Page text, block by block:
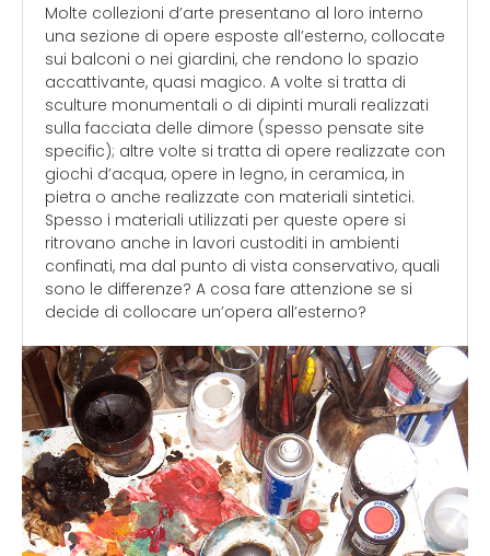
Molte collezioni d’arte presentano al loro interno
una sezione di opere esposte all’esterno, collocate
sui balconi o nei giardini, che rendono lo spazio
accattivante, quasi magico. A volte si tratta di
sculture monumentali o di dipinti murali realizzati
sulla facciata delle dimore (spesso pensate site
specific); altre volte si tratta di opere realizzate con
giochi d’acqua, opere in legno, in ceramica, in
pietra o anche realizzate con materiali sintetici.
Spesso i materiali utilizzati per queste opere si
ritrovano anche in lavori custoditi in ambienti
confinati, ma dal punto di vista conservativo, quali
sono le differenze? A cosa fare attenzione se si
decide di collocare un’opera all’esterno?